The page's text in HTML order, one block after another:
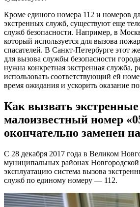
Кроме единого номера 112 и номеров
экстренных служб, существуют еще
служб безопасности. Например, в
который используется для вызова
спасателей. В Санкт-Петербурге этот
для вызова службы безопасности
нужна конкретная экстренная служба,
использовать соответствующий ей
время ожидания и ускорить оказание
Как вызвать
малоизвестный номер
окончательно заменен
С 28 декабря 2017 года в Великом
муниципальных районах Новгородской
эксплуатацию система вызова
служб по единому номеру — 112.